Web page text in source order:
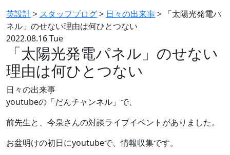
英設計> スタッフブログ> 日々の出来事> 「太陽光発電パ
ネル」のせない理由は何ひとつない
2022.08.16 Tue
「太陽光発電パネル」のせない
理由は何ひとつない
日々の出来事
youtubeの「だんチャンネル」で、
前先生と、今泉さんの対談ライブイベントがありました。
お盆明けの初日にyoutubeで、情報収集です。